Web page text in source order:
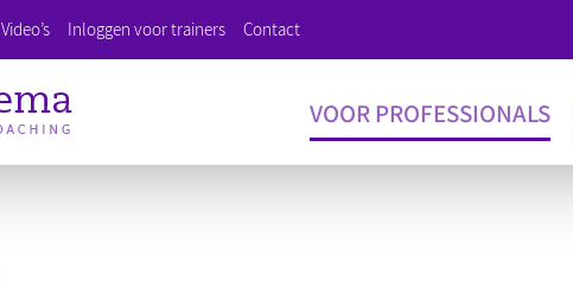
Video’s Inloggen voor trainers Contact
VOOR PROFESSIONALS